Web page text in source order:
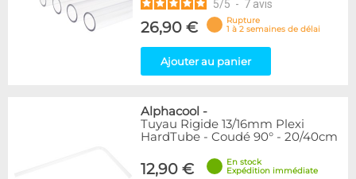
5/5 - 7 avis
26,90 €
Rupture
1 à 2 semaines de délai
Ajouter au panier
Alphacool -
Tuyau Rigide 13/16mm Plexi
HardTube - Coudé 90° - 20/40cm
12,90 €
En stock
Expédition immédiate